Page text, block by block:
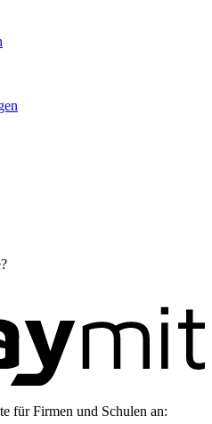
für Firmen und Schulen an: